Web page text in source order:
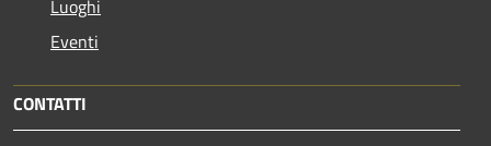
Luoghi
Eventi
CONTATTI